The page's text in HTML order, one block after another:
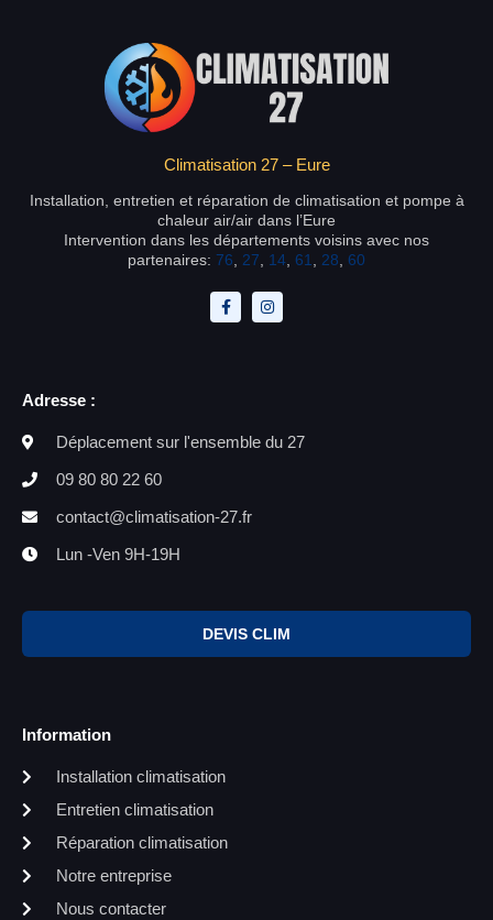
Climatisation 27 – Eure
Installation, entretien et réparation de climatisation et pompe à
chaleur air/air dans l’Eure
Intervention dans les départements voisins avec nos
partenaires: 76 27 14 61 28 60
Adresse :
Déplacement sur l'ensemble du 27
09 80 80 22 60
contact@climatisation-27.fr
Lun -Ven 9H-19H
DEVIS CLIM
Information
Installation climatisation
Entretien climatisation
Réparation climatisation
Notre entreprise
Nous contacter